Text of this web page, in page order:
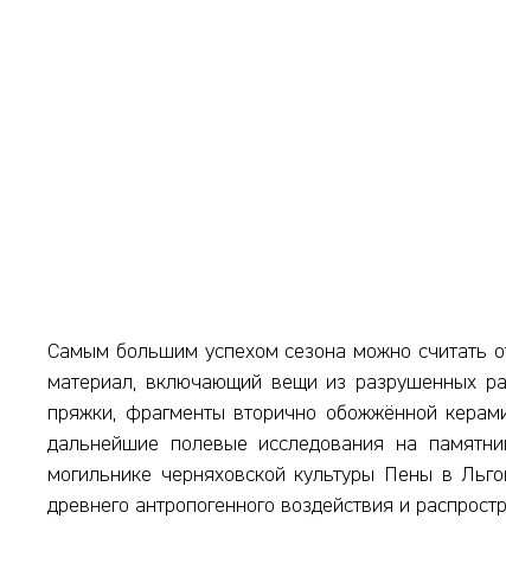
Самым большим успехом сезона можно считать
материал, включающий вещи из разрушенных
пряжки, фрагменты вторично обожжённой
дальнейшие полевые исследования на
могильнике черняховской культуры Пены в
древнего антропогенного воздействия и